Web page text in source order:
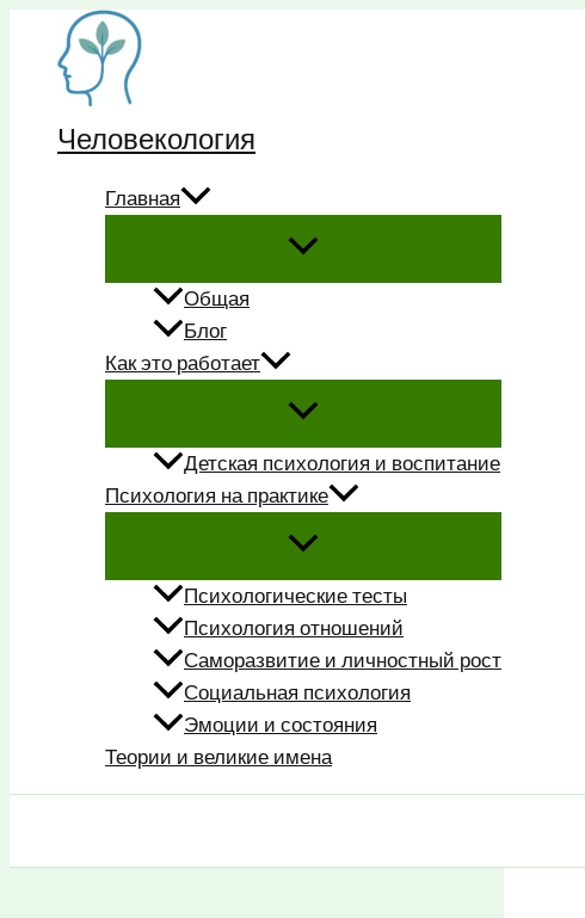
Перейти
содержимому
Человекология
Главная
Общая
Блог
Как это работает
Детская психология и воспитание
Психология на практике
Психологические тесты
Психология отношений
Саморазвитие и личностный рост
Социальная психология
Эмоции и состояния
Теории и великие имена